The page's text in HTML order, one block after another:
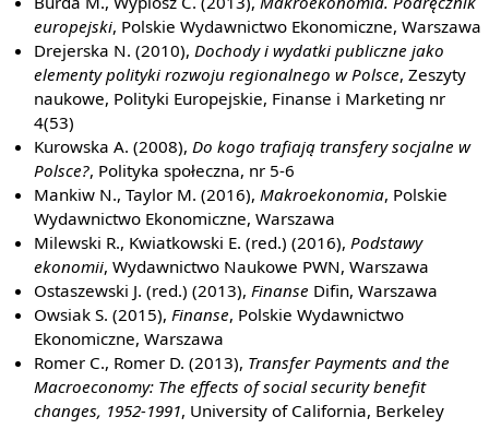
europejski, Polskie Wydawnictwo Ekonomiczne, Warszawa
Drejerska N. (2010),Dochody i wydatki publiczne jako
elementy polityki rozwoju regionalnego w Polsce, Zeszyty
naukowe, Polityki Europejskie, Finanse i Marketing nr
4(53)
Kurowska A. (2008),Do kogo trafiają transfery socjalne w
Polsce?, Polityka społeczna, nr 5-6
Mankiw N., Taylor M. (2016),Makroekonomia, Polskie
Wydawnictwo Ekonomiczne, Warszawa
Milewski R., Kwiatkowski E. (red.) (2016),Podstawy
ekonomii, Wydawnictwo Naukowe PWN, Warszawa
Ostaszewski J. (red.) (2013),Finanse Difin, Warszawa
Owsiak S. (2015),Finanse, Polskie Wydawnictwo
Ekonomiczne, Warszawa
Romer C., Romer D. (2013), Transfer Payments and the
Macroeconomy: The effects of social security benefit
changes, 1952-1991, University of California, Berkeley